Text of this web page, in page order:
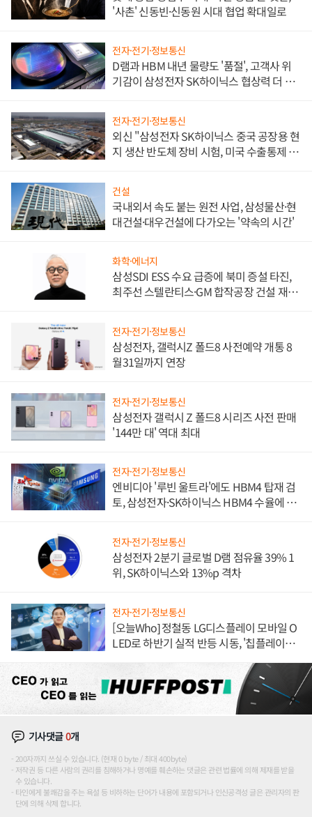
'사촌' 신동빈·신동원 시대 협업 확대일로
전자·전기·정보통신
D램과 HBM 내년 물량도 '품절', 고객사 위
기감이 삼성전자 SK하이닉스 협상력 더 키
전자·전기·정보통신
외신 "삼성전자 SK하이닉스 중국 공장용 현
지 생산 반도체 장비 시험, 미국 수출통제 대
건설
국내외서 속도 붙는 원전 사업, 삼성물산·현
대건설·대우건설에 다가오는 '약속의 시간'
화학·에너지
삼성SDI ESS 수요 급증에 북미 증설 타진,
최주선 스텔란티스·GM 합작공장 건설 재추
전자·전기·정보통신
삼성전자, 갤럭시Z 폴드8 사전예약 개통 8
월31일까지 연장
전자·전기·정보통신
삼성전자 갤럭시 Z 폴드8 시리즈 사전 판매
'144만 대' 역대 최대
전자·전기·정보통신
엔비디아 '루빈 울트라'에도 HBM4 탑재 검
토, 삼성전자·SK하이닉스 HBM4 수율에 주
전자·전기·정보통신
삼성전자 2분기 글로벌 D램 점유율 39% 1
위, SK하이닉스와 13%p 격차
전자·전기·정보통신
[오늘Who] 정철동 LG디스플레이 모바일 O
LED로 하반기 실적 반등 시동, '칩플레이
기사댓글0개
200자까지 쓰실 수 있습니다. (현재 0 byte / 최대 400byte)
저작권 등 다른 사람의 권리를 침해하거나 명예를 훼손하는 댓글은 관련 법률에 의해 제재를 받을
수 있습니다.
타인에게 불쾌감을 주는 욕설 등 비하하는 단어가 내용에 포함되거나 인신공격성 글은 관리자의 판
단에 의해 삭제 합니다.